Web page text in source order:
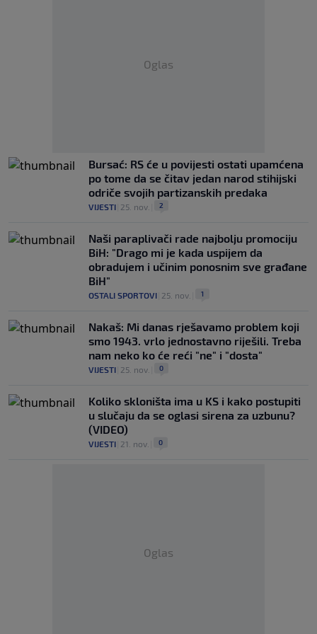
Oglas
Bursać: RS će u povijesti ostati upamćena
po tome da se čitav jedan narod stihijski
odriče svojih partizanskih predaka
VIJESTI 25. nov. 2
Naši paraplivači rade najbolju promociju
BiH: "Drago mi je kada uspijem da
obradujem i učinim ponosnim sve građane
BiH"
OSTALI SPORTOVI 25. nov. 1
Nakaš: Mi danas rješavamo problem koji
smo 1943. vrlo jednostavno riješili. Treba
nam neko ko će reći "ne" i "dosta"
VIJESTI 25. nov. 0
Koliko skloništa ima u KS i kako postupiti
u slučaju da se oglasi sirena za uzbunu?
(VIDEO)
VIJESTI 21. nov. 0
Oglas